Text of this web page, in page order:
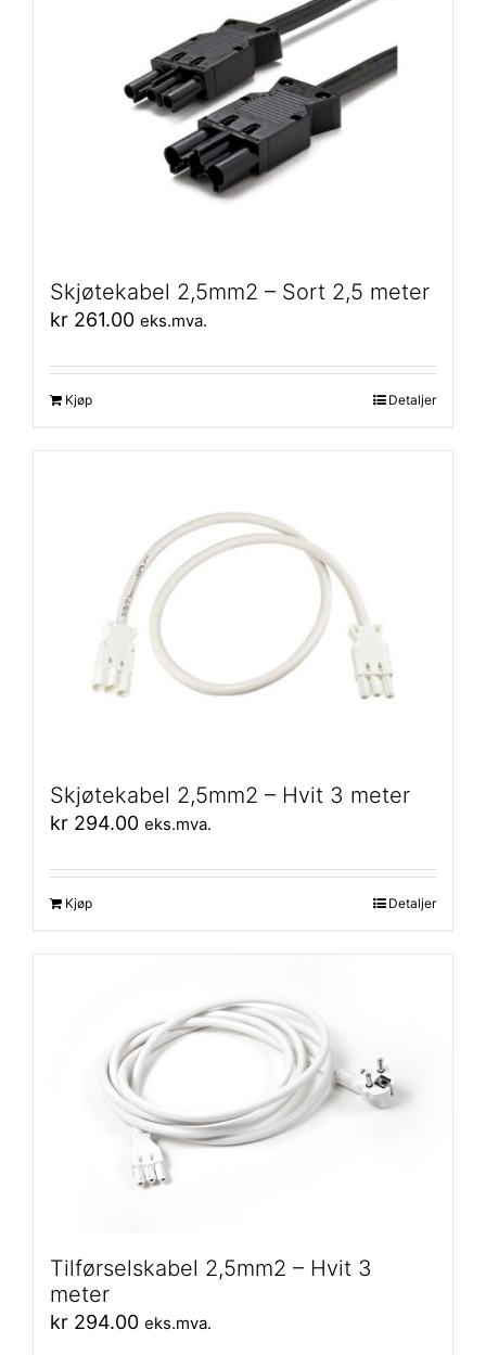
Skjøtekabel 2,5mm2 – Sort 2,5 meter
kr 261.00 eks.mva.
Kjøp Detaljer
Skjøtekabel 2,5mm2 – Hvit 3 meter
kr 294.00 eks.mva.
Kjøp Detaljer
Tilførselskabel 2,5mm2 – Hvit 3
meter
kr 294.00 eks.mva.